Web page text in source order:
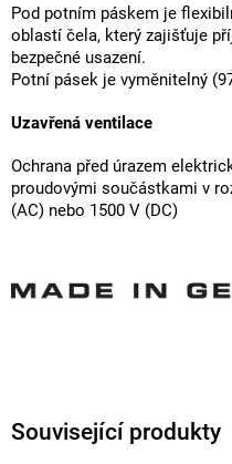
Související produkty
Pod potním páskem je
oblastí čela, který zajišťuje
bezpečné usazení.
Potní pásek je vyměnitelný
Uzavřená ventilace
Ochrana před úrazem
proudovými součástkami v
(AC) nebo 1500 V (DC)